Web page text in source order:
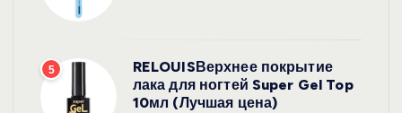
5
RELOUISВерхнее покрытие
лака для ногтей Super Gel Top
10мл (Лучшая цена)